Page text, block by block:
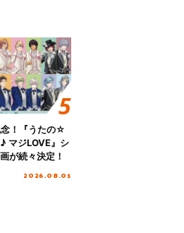
！『うたの☆
マジLOVE』シ
が続々決定！
2026.08.01